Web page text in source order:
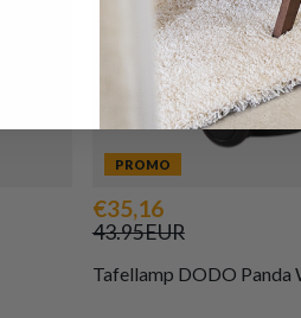
PROMO
€35,16
43.95EUR
Tafellamp DODO